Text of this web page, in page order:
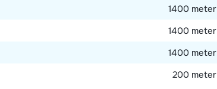
1400 meter
1400 meter
1400 meter
200 meter